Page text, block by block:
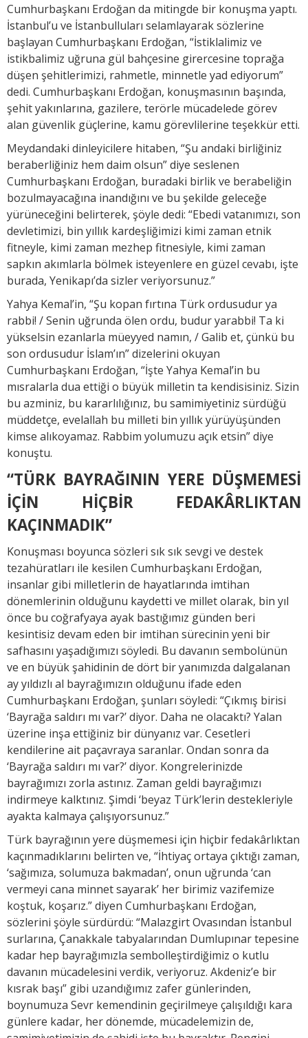
Cumhurbaşkanı Erdoğan da mitingde bir konuşma yaptı.
İstanbul’u ve İstanbulluları selamlayarak sözlerine
başlayan Cumhurbaşkanı Erdoğan, “İstiklalimiz ve
istikbalimiz uğruna gül bahçesine girercesine toprağa
düşen şehitlerimizi, rahmetle, minnetle yad ediyorum”
dedi. Cumhurbaşkanı Erdoğan, konuşmasının başında,
şehit yakınlarına, gazilere, terörle mücadelede görev
alan güvenlik güçlerine, kamu görevlilerine teşekkür etti.
Meydandaki dinleyicilere hitaben, “Şu andaki birliğiniz
beraberliğiniz hem daim olsun” diye seslenen
Cumhurbaşkanı Erdoğan, buradaki birlik ve berabeliğin
bozulmayacağına inandığını ve bu şekilde geleceğe
yürüneceğini belirterek, şöyle dedi: “Ebedi vatanımızı, son
devletimizi, bin yıllık kardeşliğimizi kimi zaman etnik
fitneyle, kimi zaman mezhep fitnesiyle, kimi zaman
sapkın akımlarla bölmek isteyenlere en güzel cevabı, işte
burada, Yenikapı’da sizler veriyorsunuz.”
Yahya Kemal’in, “Şu kopan fırtına Türk ordusudur ya
rabbi! / Senin uğrunda ölen ordu, budur yarabbi! Ta ki
yükselsin ezanlarla müeyyed namın, / Galib et, çünkü bu
son ordusudur İslam’ın” dizelerini okuyan
Cumhurbaşkanı Erdoğan, “İşte Yahya Kemal’in bu
mısralarla dua ettiği o büyük milletin ta kendisisiniz. Sizin
bu azminiz, bu kararlılığınız, bu samimiyetiniz sürdüğü
müddetçe, evelallah bu milleti bin yıllık yürüyüşünden
kimse alıkoyamaz. Rabbim yolumuzu açık etsin” diye
konuştu.
“TÜRK BAYRAĞININ YERE DÜŞMEMESİ
İÇİN HİÇBİR FEDAKÂRLIKTAN
KAÇINMADIK”
Konuşması boyunca sözleri sık sık sevgi ve destek
tezahüratları ile kesilen Cumhurbaşkanı Erdoğan,
insanlar gibi milletlerin de hayatlarında imtihan
dönemlerinin olduğunu kaydetti ve millet olarak, bin yıl
önce bu coğrafyaya ayak bastığımız günden beri
kesintisiz devam eden bir imtihan sürecinin yeni bir
safhasını yaşadığımızı söyledi. Bu davanın sembolünün
ve en büyük şahidinin de dört bir yanımızda dalgalanan
ay yıldızlı al bayrağımızın olduğunu ifade eden
Cumhurbaşkanı Erdoğan, şunları söyledi: “Çıkmış birisi
‘Bayrağa saldırı mı var?’ diyor. Daha ne olacaktı? Yalan
üzerine inşa ettiğiniz bir dünyanız var. Cesetleri
kendilerine ait paçavraya saranlar. Ondan sonra da
‘Bayrağa saldırı mı var?’ diyor. Kongrelerinizde
bayrağımızı zorla astınız. Zaman geldi bayrağımızı
indirmeye kalktınız. Şimdi ‘beyaz Türk’lerin destekleriyle
ayakta kalmaya çalışıyorsunuz.”
Türk bayrağının yere düşmemesi için hiçbir fedakârlıktan
kaçınmadıklarını belirten ve, “İhtiyaç ortaya çıktığı zaman,
‘sağımıza, solumuza bakmadan’, onun uğrunda ‘can
vermeyi cana minnet sayarak’ her birimiz vazifemize
koştuk, koşarız.” diyen Cumhurbaşkanı Erdoğan,
sözlerini şöyle sürdürdü: “Malazgirt Ovasından İstanbul
surlarına, Çanakkale tabyalarından Dumlupınar tepesine
kadar hep bayrağımızla sembolleştirdiğimiz o kutlu
davanın mücadelesini verdik, veriyoruz. Akdeniz’e bir
kısrak başı” gibi uzandığımız zafer günlerinden,
boynumuza Sevr kemendinin geçirilmeye çalışıldığı kara
günlere kadar, her dönemde, mücadelemizin de,